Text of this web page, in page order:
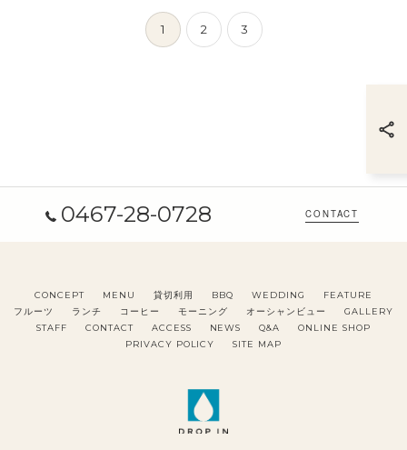
1 2 3
0467-28-0728 CONTACT
CONCEPT MENU 貸切利用 BBQ WEDDING
FEATURE
フルーツ
ランチ コーヒー モーニング オーシャンビュー
GALLERY
STAFF
CONTACT ACCESS NEWS Q&A
ONLINE SHOP
PRIVACY POLICY
SITE MAP